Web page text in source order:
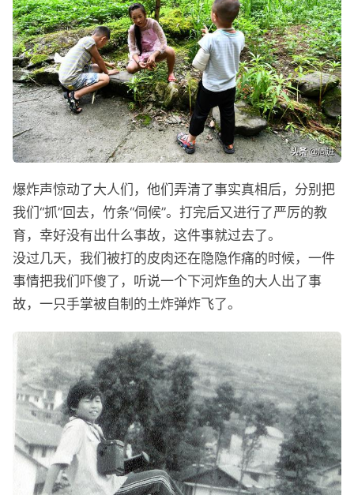
爆炸声惊动了大人们，他们弄清了事实真相后，分别把
我们“抓”回去，竹条“伺候”。打完后又进行了严厉的教
育，幸好没有出什么事故，这件事就过去了。
没过几天，我们被打的皮肉还在隐隐作痛的时候，一件
事情把我们吓傻了，听说一个下河炸鱼的大人出了事
故，一只手掌被自制的土炸弹炸飞了。